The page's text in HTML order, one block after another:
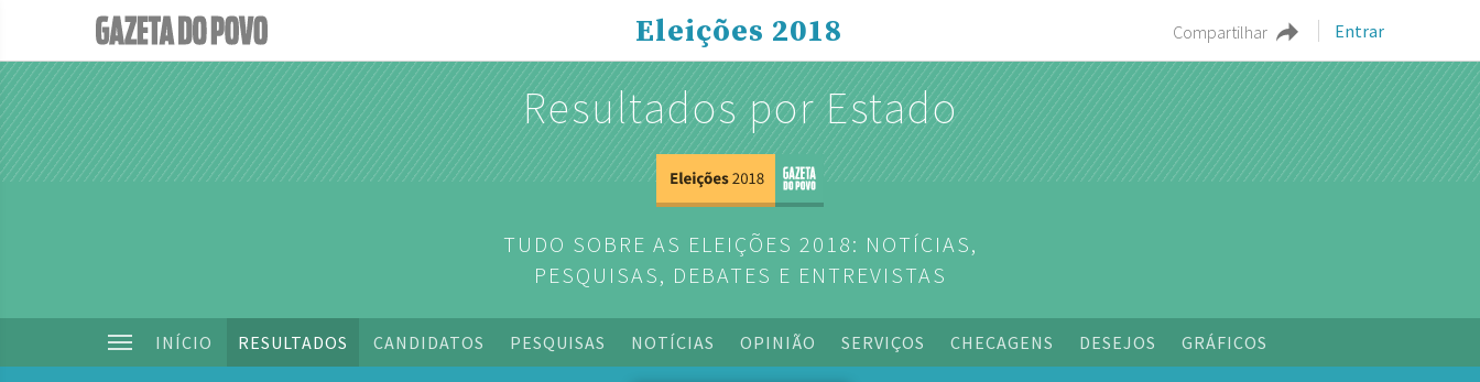
Compartilhar Entrar
Eleições 2018
Resultados por Estado
TUDO SOBRE AS ELEIÇÕES 2018: NOTÍCIAS,
PESQUISAS, DEBATES E ENTREVISTAS
INÍCIO RESULTADOS CANDIDATOS PESQUISAS NOTÍCIAS OPINIÃO SERVIÇOS CHECAGENS DESEJOS GRÁFICOS